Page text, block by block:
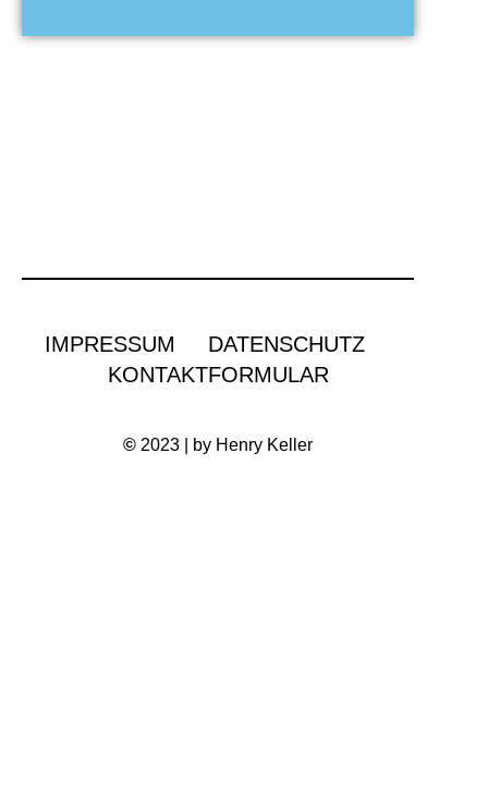
IMPRESSUM
DATENSCHUTZ
KONTAKTFORMULAR
© 2023 | by Henry Keller